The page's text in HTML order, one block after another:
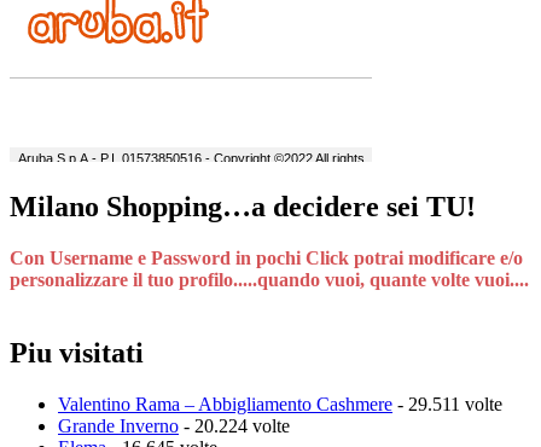
Milano Shopping…a decidere sei TU!
Con Username e Password in pochi Click potrai modificare e/o
personalizzare il tuo profilo.....quando vuoi, quante volte vuoi....
Piu visitati
Valentino Rama – Abbigliamento Cashmere - 29.511 volte
Grande Inverno - 20.224 volte